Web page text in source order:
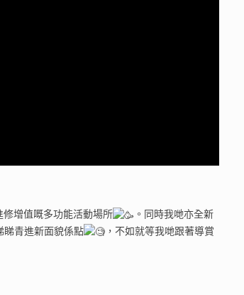
增值嘅多功能活動場所
。同時我哋亦全新
睇青進新面貌係點
，不如就等我哋跟著導賞